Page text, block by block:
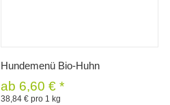
Schnellkauf
Hundemenü Bio-Huhn
ab 6,60 € *
38,84 € pro 1 kg